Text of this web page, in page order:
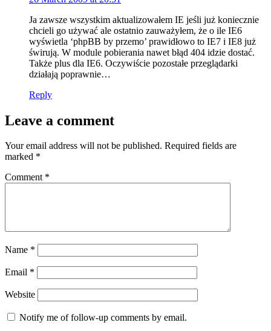
Ja zawsze wszystkim aktualizowałem IE jeśli już koniecznie
chcieli go używać ale ostatnio zauważyłem, że o ile IE6
wyświetla ‘phpBB by przemo’ prawidłowo to IE7 i IE8 już
świrują. W module pobierania nawet błąd 404 idzie dostać.
Także plus dla IE6. Oczywiście pozostałe przeglądarki
działają poprawnie…
Reply
Leave a comment
Your email address will not be published. Required fields are
marked *
Comment *
Name *
Email *
Website
Notify me of follow-up comments by email.